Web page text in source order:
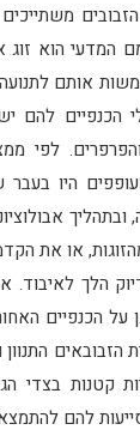
המדעי הוא זוג
אותם לתנועה
להם יש
לפי
היו בעבר
ובתהליך
או את
הלך לאיבוד.
הכנפיים
התנוון
קטנות בצדי
להם